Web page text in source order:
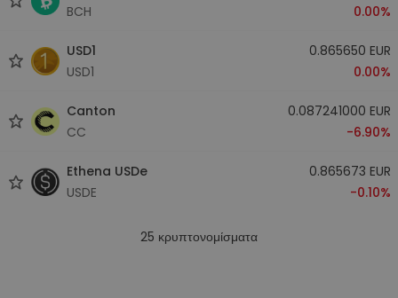
BCH
0.00%
USD1
USD1
0.865650 EUR
0.00%
Canton
CC
0.087241000 EUR
-6.90%
Ethena USDe
USDE
0.865673 EUR
-0.10%
25 κρυπτονομίσματα